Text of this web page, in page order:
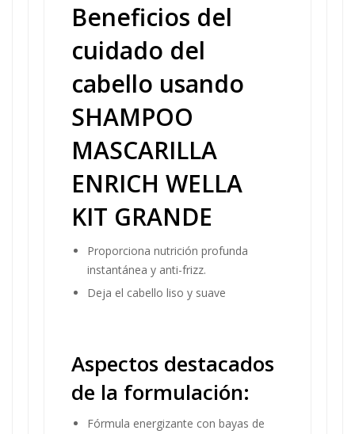
Beneficios del
cuidado del
cabello usando
SHAMPOO
MASCARILLA
ENRICH WELLA
KIT GRANDE
Proporciona nutrición profunda
instantánea y anti-frizz.
Deja el cabello liso y suave
Aspectos destacados
de la formulación:
Fórmula energizante con bayas de